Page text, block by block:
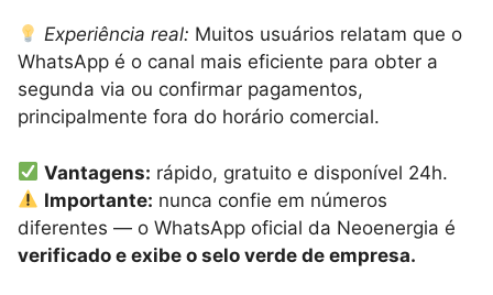
Experiência real: Muitos usuários relatam que o
WhatsApp é o canal mais eficiente para obter a
segunda via ou confirmar pagamentos,
principalmente fora do horário comercial.
Vantagens: rápido, gratuito e disponível 24h.
Importante: nunca confie em números
diferentes — o WhatsApp oficial da Neoenergia é
verificado e exibe o selo verde de empresa.